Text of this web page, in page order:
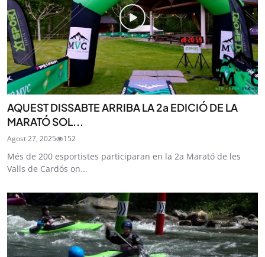
AQUEST DISSABTE ARRIBA LA 2a EDICIÓ DE LA
MARATÓ SOL...
Agost 27, 2025 152
Més de 200 esportistes participaran en la 2a Marató de les
Valls de Cardós on...